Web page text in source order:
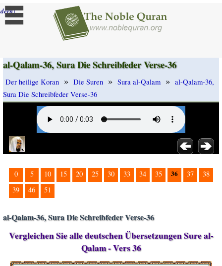
]
al-Qalam-36, Sura Die Schreibfeder Verse-36
Der heilige Koran » Die Suren » Sura al-Qalam » al-Qalam-36,
Sura Die Schreibfeder Verse-36
0 5 10 15 20 25 30 33 34 35 36 37
38
39
46 51
al-Qalam-36, Sura Die Schreibfeder Verse-36
Vergleichen Sie alle deutschen Übersetzungen Sure al-
Qalam - Vers 36